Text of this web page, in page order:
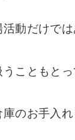
動だけでは
こともとっ
のお手入